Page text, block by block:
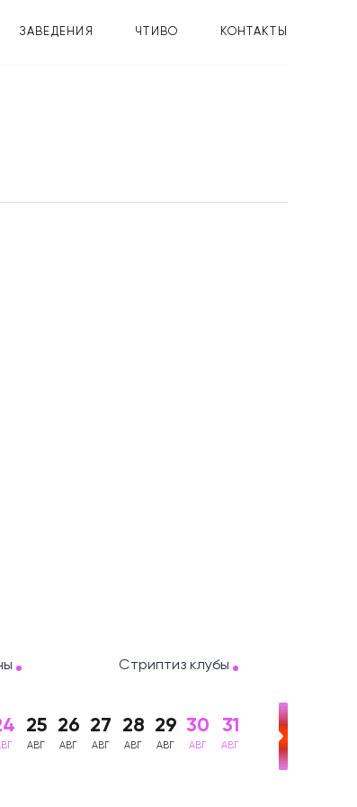
ЗАВЕДЕНИЯ ЧТИВО КОНТАКТЫ
Стриптиз клубы
25
АВГ
26
АВГ
27
АВГ
28
АВГ
29
АВГ
30
АВГ
31
АВГ